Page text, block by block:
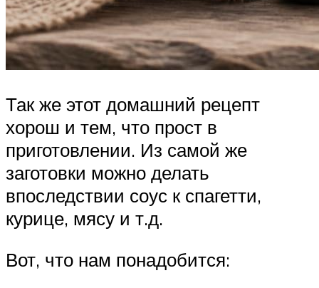
Так же этот домашний рецепт
хорош и тем, что прост в
приготовлении. Из самой же
заготовки можно делать
впоследствии соус к спагетти,
курице, мясу и т.д.
Вот, что нам понадобится: